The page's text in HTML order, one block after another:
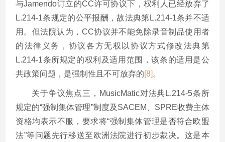
与Jamendo订立的CC许可协议下，权利人已经放弃了
L.214-1条规定的公平报酬，故法典第L.214-1条并不适
用。但法院认为，CC协议并不能免除录音制品使用者
的法律义务，协议各方无权以协议方式修改法典第
L.214-1条所规定的权利及适用范围，该条的适用是公
共政策问题，是强制性且不可放弃的[8] 。
关于争议焦点三，MusicMatic对法典L.214-5条所
规定的“强制集体管理”制度及SACEM、SPRE收费主体
资格均表示不服，要求将“强制集体管理是否符合欧盟
法”等问题先行移送至欧洲法院进行初步裁决。这是本